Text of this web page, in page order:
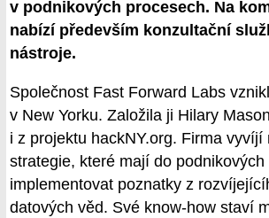
v podnikových procesech. Na
nabízí především konzultační
nástroje.
Společnost Fast Forward Labs
v New Yorku. Založila ji Hilary
i z projektu hackNY.org. Firma vyvíjí
strategie, které mají do podnikových
implementovat poznatky z
datových věd. Své know-how staví